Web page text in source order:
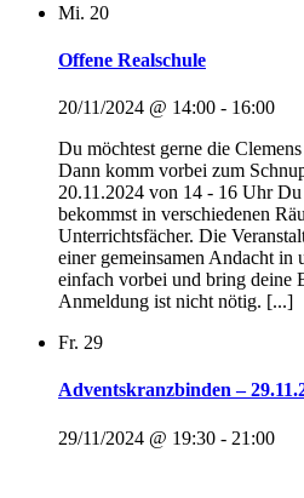
Mi. 20
Offene Realschule
20/11/2024 @ 14:00 - 16:00
Du möchtest gerne die
Dann komm vorbei zum
20.11.2024 von 14 - 16 Uhr
bekommst in verschiedenen
Unterrichtsfächer. Die
einer gemeinsamen Andacht in
einfach vorbei und bring deine
Anmeldung ist nicht nötig. [...]
Fr. 29
Adventskranzbinden –
29/11/2024 @ 19:30 - 21:00